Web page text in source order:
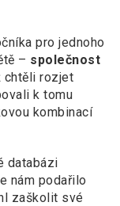
pro jednoho
– společnost
chtěli rozjet
k tomu
kombinací
databázi
nám podařilo
zaškolit své